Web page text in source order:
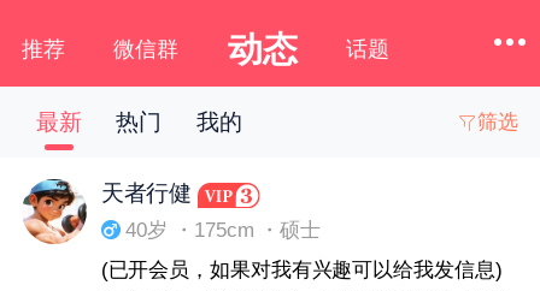
推荐 微信群 动态 话题
最新 热门 我的 筛选
天者行健
40岁 ・175cm ・硕士
(已开会员，如果对我有兴趣可以给我发信息)